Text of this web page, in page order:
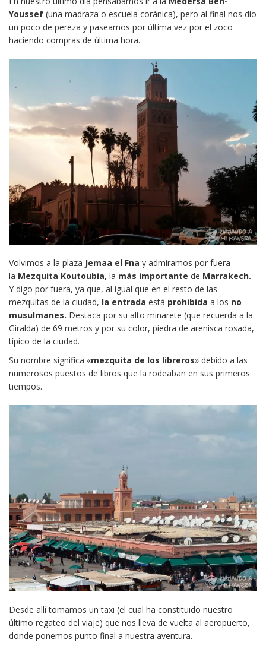
Youssef (una madraza o escuela coránica), pero al final nos dio
un poco de pereza y paseamos por última vez por el zoco
haciendo compras de última hora.
Volvimos a la plaza Jemaa el Fna y admiramos por fuera
la Mezquita Koutoubia, la más importante de Marrakech.
Y digo por fuera, ya que, al igual que en el resto de las
mezquitas de la ciudad, la entrada está prohibida a los no
musulmanes. Destaca por su alto minarete (que recuerda a la
Giralda) de 69 metros y por su color, piedra de arenisca rosada,
típico de la ciudad.
Su nombre significa «mezquita de los libreros» debido a las
numerosos puestos de libros que la rodeaban en sus primeros
tiempos.
Desde allí tomamos un taxi (el cual ha constituido nuestro
último regateo del viaje) que nos lleva de vuelta al aeropuerto,
donde ponemos punto final a nuestra aventura.